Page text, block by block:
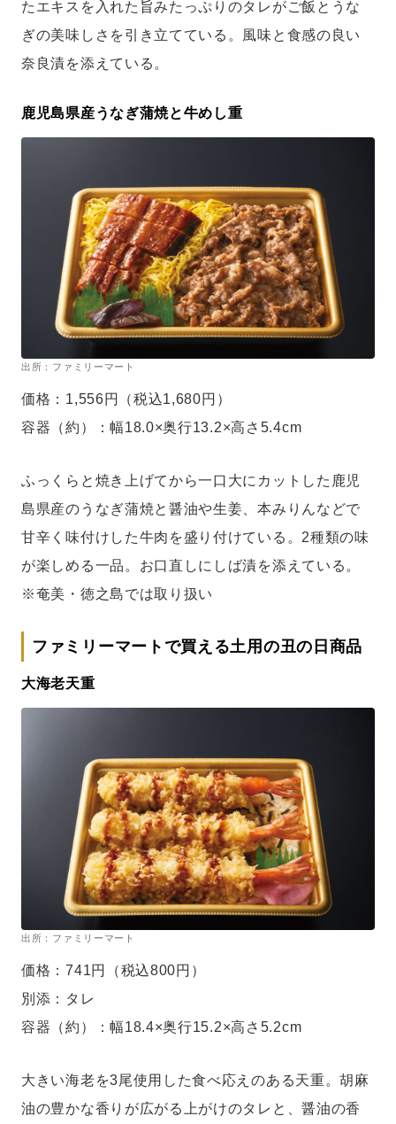
たエキスを入れた旨みたっぷりのタレがご飯とうな
ぎの美味しさを引き立てている。風味と食感の良い
奈良漬を添えている。
鹿児島県産うなぎ蒲焼と牛めし重
出所：ファミリーマート
価格：1,556円（税込1,680円）
容器（約）：幅18.0×奥行13.2×高さ5.4cm
ふっくらと焼き上げてから一口大にカットした鹿児
島県産のうなぎ蒲焼と醤油や生姜、本みりんなどで
甘辛く味付けした牛肉を盛り付けている。2種類の味
が楽しめる一品。お口直しにしば漬を添えている。
※奄美・徳之島では取り扱い
ファミリーマートで買える土用の丑の日商品
大海老天重
出所：ファミリーマート
価格：741円（税込800円）
別添：タレ
容器（約）：幅18.4×奥行15.2×高さ5.2cm
大きい海老を3尾使用した食べ応えのある天重。胡麻
油の豊かな香りが広がる上がけのタレと、醤油の香